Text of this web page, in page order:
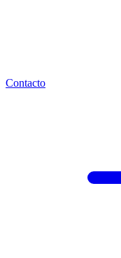
Contacto